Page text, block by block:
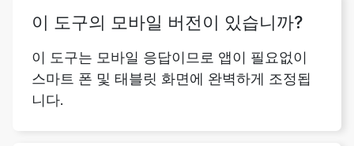
이 도구의 모바일 버전이 있습니까?
이 도구는 모바일 응답이므로 앱이 필요없이
스마트 폰 및 태블릿 화면에 완벽하게 조정됩
니다.